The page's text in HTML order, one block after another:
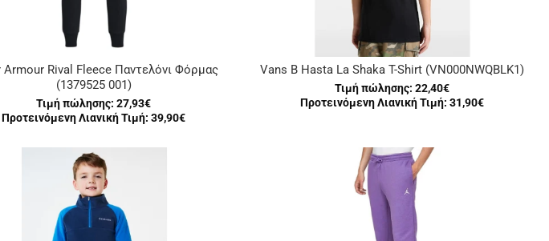
Armour Rival Fleece Παντελόνι Φόρμας
(1379525 001)
Τιμή πώλησης: 27,93€
Προτεινόμενη Λιανική Τιμή: 39,90€
Vans B Hasta La Shaka T-Shirt (VN000NWQBLK1)
Τιμή πώλησης: 22,40€
Προτεινόμενη Λιανική Τιμή: 31,90€